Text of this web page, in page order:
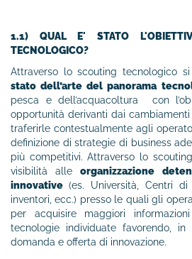
1.1) QUAL E' STATO
TECNOLOGICO?
Attraverso lo scouting tecnologico
stato dell’arte del panorama
pesca e dell’acquacoltura con
opportunità derivanti dai
traferirle contestualmente agli
definizione di strategie di business
più competitivi. Attraverso lo
visibilità alleorganizzazione
innovative (es. Università, Centri di
inventori, ecc.) presso le quali gli
per acquisire maggiori
tecnologie individuate favorendo,
domanda e offerta di innovazione.